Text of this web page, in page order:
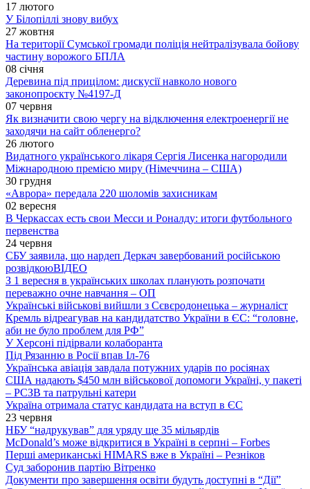
17 лютого
У Білопіллі знову вибух
27 жовтня
На території Сумської громади поліція нейтралізувала бойову
частину ворожого БПЛА
08 січня
Деревина під прицілом: дискусії навколо нового
законопроєкту №4197-Д
07 червня
Як визначити свою чергу на відключення електроенергії не
заходячи на сайт обленерго?
26 лютого
Видатного українського лікаря Сергія Лисенка нагородили
Міжнародною премією миру (Німеччина – США)
30 грудня
«Аврора» передала 220 шоломів захисникам
02 вересня
В Черкассах есть свои Месси и Роналду: итоги футбольного
первенства
24 червня
СБУ заявила, що нардеп Деркач завербований російською
розвідкоюВІДЕО
З 1 вересня в українських школах планують розпочати
переважно очне навчання – ОП
Українські військові вийшли з Сєвєродонецька – журналіст
Кремль відреагував на кандидатство України в ЄС: “головне,
аби не було проблем для РФ”
У Херсоні підірвали колаборанта
Під Рязанню в Росії впав Іл-76
Українська авіація завдала потужних ударів по росіянах
США надають $450 млн військової допомоги Україні, у пакеті
– РСЗВ та патрульні катери
Україна отримала статус кандидата на вступ в ЄС
23 червня
НБУ “надрукував” для уряду ще 35 мільярдів
McDonald’s може відкритися в Україні в серпні – Forbes
Перші американські HIMARS вже в Україні – Резніков
Суд заборонив партію Вітренко
Документи про завершення освіти будуть доступні в “Дії”